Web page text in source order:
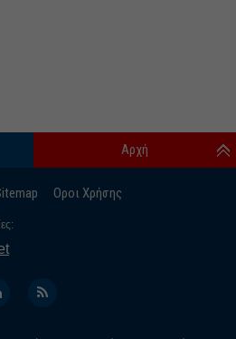
Οροι Χρήσης
Αρχή